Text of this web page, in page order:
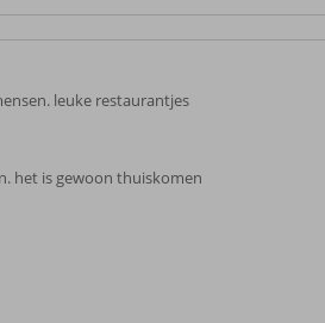
leuke restaurantjes
het is gewoon thuiskomen